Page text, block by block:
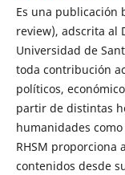
Es una publicación
review), adscrita al
Universidad de
toda contribución
políticos,
partir de distintas
humanidades
RHSM proporciona
contenidos desde